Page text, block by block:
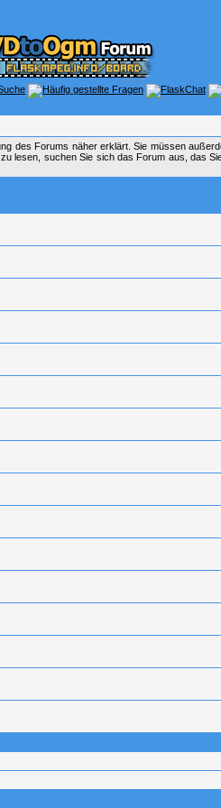
des Forums näher erklärt. Sie müssen
lesen, suchen Sie sich das Forum aus, das